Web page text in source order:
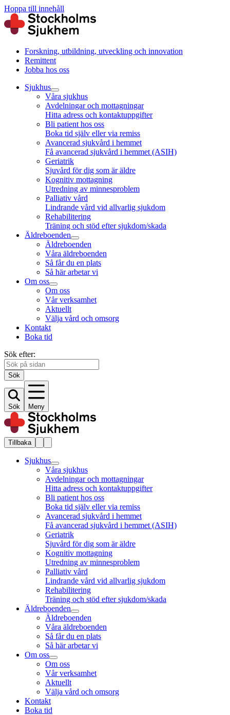
Hoppa till innehåll
Forskning, utbildning, utveckling och innovation
Remittent
Jobba hos oss
Sjukhus
Våra sjukhus
Avdelningar och mottagningar
Hitta adress och kontaktuppgifter
Bli patient hos oss
Boka tid själv eller via remiss
Avancerad sjukvård i hemmet
Få avancerad sjukvård i hemmet (ASIH)
Geriatrik
Sjuvård för dig som är äldre
Kognitiv mottagning
Utredning av minnesproblem
Palliativ vård
Lindrande vård vid allvarlig sjukdom
Rehabilitering
Träning och stöd efter sjukdom/skada
Äldreboenden
Äldreboenden
Våra äldreboenden
Så får du en plats
Så här arbetar vi
Om oss
Om oss
Vår verksamhet
Aktuellt
Välja vård och omsorg
Kontakt
Boka tid
Sök efter:
Sök
Sök Meny
Tillbaka
Sjukhus
Våra sjukhus
Avdelningar och mottagningar
Hitta adress och kontaktuppgifter
Bli patient hos oss
Boka tid själv eller via remiss
Avancerad sjukvård i hemmet
Få avancerad sjukvård i hemmet (ASIH)
Geriatrik
Sjuvård för dig som är äldre
Kognitiv mottagning
Utredning av minnesproblem
Palliativ vård
Lindrande vård vid allvarlig sjukdom
Rehabilitering
Träning och stöd efter sjukdom/skada
Äldreboenden
Äldreboenden
Våra äldreboenden
Så får du en plats
Så här arbetar vi
Om oss
Om oss
Vår verksamhet
Aktuellt
Välja vård och omsorg
Kontakt
Boka tid